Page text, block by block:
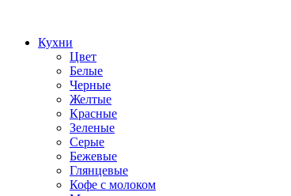
Кухни
Цвет
Белые
Черные
Желтые
Красные
Зеленые
Серые
Бежевые
Глянцевые
Кофе с молоком